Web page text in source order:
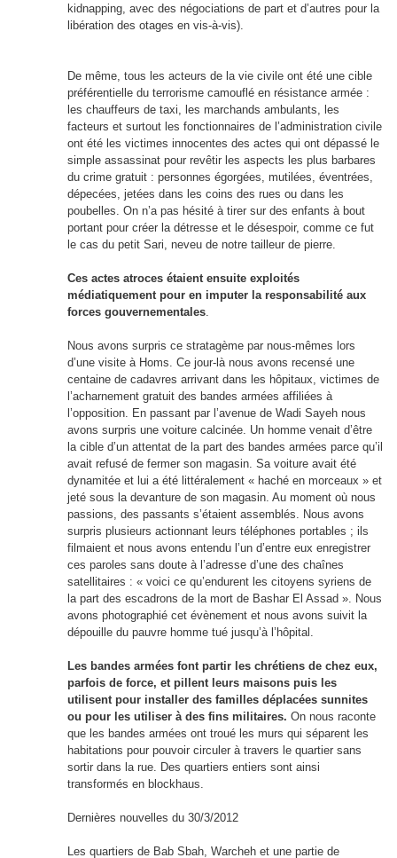
kidnapping, avec des négociations de part et d’autres pour la
libération des otages en vis-à-vis).
De même, tous les acteurs de la vie civile ont été une cible
préférentielle du terrorisme camouflé en résistance armée :
les chauffeurs de taxi, les marchands ambulants, les
facteurs et surtout les fonctionnaires de l’administration civile
ont été les victimes innocentes des actes qui ont dépassé le
simple assassinat pour revêtir les aspects les plus barbares
du crime gratuit : personnes égorgées, mutilées, éventrées,
dépecées, jetées dans les coins des rues ou dans les
poubelles. On n’a pas hésité à tirer sur des enfants à bout
portant pour créer la détresse et le désespoir, comme ce fut
le cas du petit Sari, neveu de notre tailleur de pierre.
Ces actes atroces étaient ensuite exploités
médiatiquement pour en imputer la responsabilité aux
forces gouvernementales.
Nous avons surpris ce stratagème par nous-mêmes lors
d’une visite à Homs. Ce jour-là nous avons recensé une
centaine de cadavres arrivant dans les hôpitaux, victimes de
l’acharnement gratuit des bandes armées affiliées à
l’opposition. En passant par l’avenue de Wadi Sayeh nous
avons surpris une voiture calcinée. Un homme venait d’être
la cible d’un attentat de la part des bandes armées parce qu’il
avait refusé de fermer son magasin. Sa voiture avait été
dynamitée et lui a été littéralement « haché en morceaux » et
jeté sous la devanture de son magasin. Au moment où nous
passions, des passants s’étaient assemblés. Nous avons
surpris plusieurs actionnant leurs téléphones portables ; ils
filmaient et nous avons entendu l’un d’entre eux enregistrer
ces paroles sans doute à l’adresse d’une des chaînes
satellitaires : « voici ce qu’endurent les citoyens syriens de
la part des escadrons de la mort de Bashar El Assad ». Nous
avons photographié cet évènement et nous avons suivit la
dépouille du pauvre homme tué jusqu’à l’hôpital.
Les bandes armées font partir les chrétiens de chez eux,
parfois de force, et pillent leurs maisons puis les
utilisent pour installer des familles déplacées sunnites
ou pour les utiliser à des fins militaires. On nous raconte
que les bandes armées ont troué les murs qui séparent les
habitations pour pouvoir circuler à travers le quartier sans
sortir dans la rue. Des quartiers entiers sont ainsi
transformés en blockhaus.
Dernières nouvelles du 30/3/2012
Les quartiers de Bab Sbah, Warcheh et une partie de